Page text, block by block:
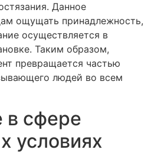
Данное
ощущать принадлежность,
осуществляется в
Таким образом,
превращается частью
людей во всем
в сфере
условиях